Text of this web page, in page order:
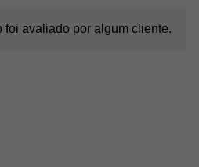
foi avaliado por algum cliente.